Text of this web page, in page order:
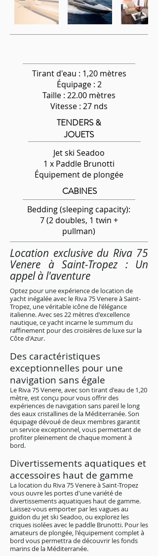
Tirant d'eau : 1,20 mètres
Équipage: 2
Taille : 22.00 mètres
Vitesse : 27 nds
TENDERS &
JOUETS
Jet ski Seadoo
1 x Paddle Brunotti
Équipement de plongée
CABINES
Bedding (sleeping capacity):
7 (2 doubles, 1 twin +
pullman)
Location exclusive du Riva 75
Venere à Saint-Tropez : Un
appel à l'aventure
Optez pour une expérience de location de
yacht inégalée avec le Riva 75 Venere à Saint-
Tropez, une véritable icône de l'élégance
italienne. Avec ses 22 mètres d'excellence
nautique, ce yacht incarne le summum du
raffinement pour des croisières de luxe sur la
Côte d'Azur.
Des caractéristiques
exceptionnelles pour une
navigation sans égale
Le Riva 75 Venere, avec son tirant d'eau de 1,20
mètre, est conçu pour vous offrir des
expériences de navigation sans pareil le long
des eaux cristallines de la Méditerranée. Son
équipage dévoué de deux membres garantit
un service exceptionnel, vous permettant de
profiter pleinement de chaque moment à
bord.
Divertissements aquatiques et
accessoires haut de gamme
La location du Riva 75 Venere à Saint-Tropez
vous ouvre les portes d'une variété de
divertissements aquatiques haut de gamme.
Laissez-vous emporter par les vagues au
guidon du jet ski Seadoo, ou explorez les
criques isolées avec le paddle Brunotti. Pour les
amateurs de plongée, l'équipement complet à
bord vous permettra de découvrir les fonds
marins de la Méditerranée.